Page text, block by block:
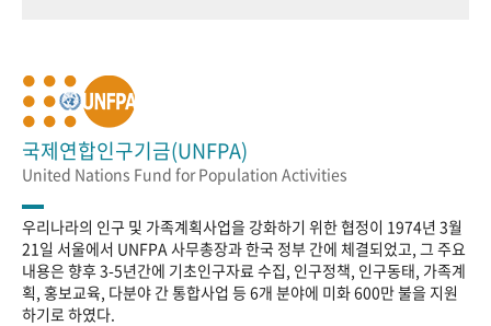
국제연합인구기금(UNFPA)
United Nations Fund for Population Activities
우리나라의 인구 및 가족계획사업을 강화하기 위한 협정이 1974년 3월
21일 서울에서 UNFPA 사무총장과 한국 정부 간에 체결되었고, 그 주요
내용은 향후 3-5년간에 기초인구자료 수집, 인구정책, 인구동태, 가족계
획, 홍보교육, 다분야 간 통합사업 등 6개 분야에 미화 600만 불을 지원
하기로 하였다.